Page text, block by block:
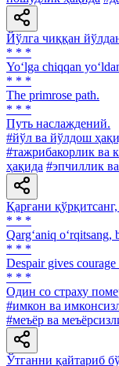
Йўлга чиққан
* * *
Yo‘lga chiqqan
* * *
The primrose path.
* * *
Путь наслаждений.
#йўл ва йўлдош
#тажрибакорлик ва
ҳақида #эпчиллик
Қарғани
* * *
Qarg‘aniq o‘rqitsang,
* * *
Despair gives
* * *
Один со страху
#имкон ва
#меъёр ва
Ўтганни қайтариб